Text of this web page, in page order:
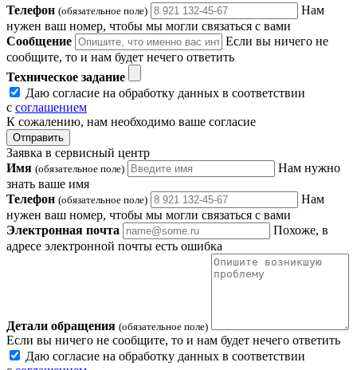
Телефон (обязательное поле)
Нам
нужен ваш номер, чтобы мы могли связаться с вами
Сообщение
Если вы ничего не
сообщите, то и нам будет нечего ответить
Техническое задание
Даю согласие на обработку данных в соответствии
с соглашением
К сожалению, нам необходимо ваше согласие
Отправить
Заявка в сервисный центр
Имя (обязательное поле)
Нам нужно
знать ваше имя
Телефон (обязательное поле)
Нам
нужен ваш номер, чтобы мы могли связаться с вами
Электронная почта
Похоже, в
адресе электронной почты есть ошибка
Детали обращения (обязательное поле)
Если вы ничего не сообщите, то и нам будет нечего ответить
Даю согласие на обработку данных в соответствии